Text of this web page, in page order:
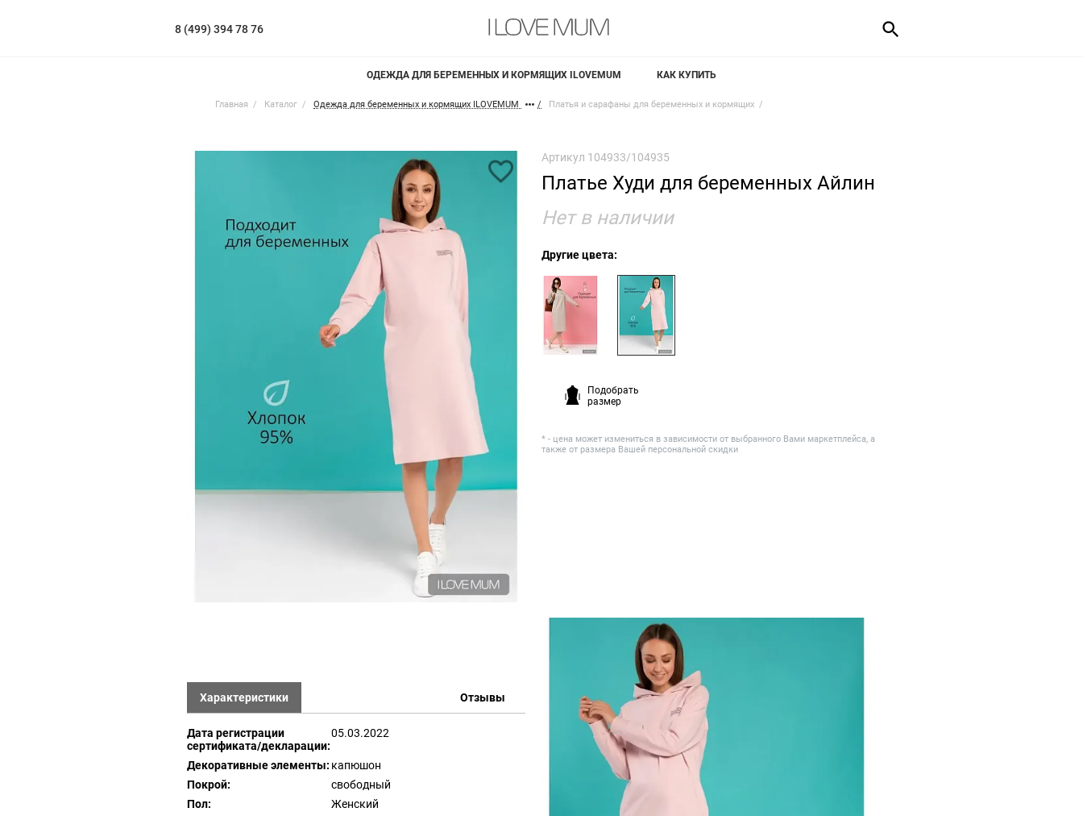
8 (499) 394 78 76
ОДЕЖДА ДЛЯ БЕРЕМЕННЫХ И КОРМЯЩИХ ILOVEMUM КАК КУПИТЬ
Главная Каталог Одежда для беременных и кормящих ILOVEMUM Платья и сарафаны для беременных и кормящих
Артикул 104933/104935
Платье Худи для беременных Айлин
Нет в наличии
Другие цвета:
Подобрать
размер
* - цена может измениться в зависимости от выбранного Вами маркетплейса, а
также от размера Вашей персональной скидки
Характеристики Отзывы
Дата регистрации
сертификата/декларации:
05.03.2022
Декоративные элементы: капюшон
Покрой:
свободный
Пол:
Женский